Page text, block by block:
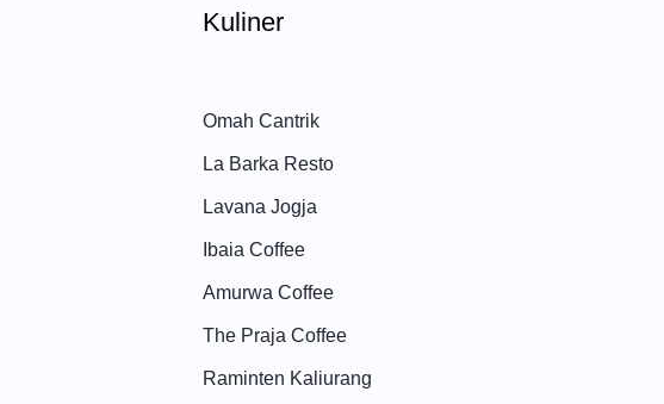
Kuliner
Omah Cantrik
La Barka Resto
Lavana Jogja
Ibaia Coffee
Amurwa Coffee
The Praja Coffee
Raminten Kaliurang